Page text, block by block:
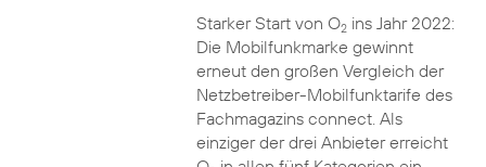
Starker Start von O2ins Jahr 2022:
Die Mobilfunkmarke gewinnt
erneut den großen Vergleich der
Netzbetreiber-Mobilfunktarife des
Fachmagazins connect. Als
einziger der drei Anbieter erreicht